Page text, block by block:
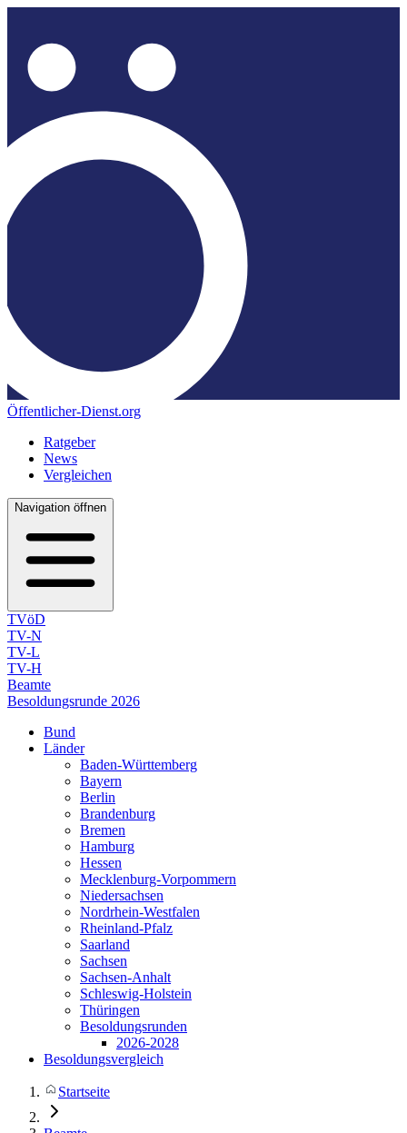
Öffentlicher-Dienst.org
Ratgeber
News
Vergleichen
Navigation öffnen
TVöD
TV-N
TV-L
TV-H
Beamte
Besoldungsrunde 2026
Bund
Länder
Baden-Württemberg
Bayern
Berlin
Brandenburg
Bremen
Hamburg
Hessen
Mecklenburg-Vorpommern
Niedersachsen
Nordrhein-Westfalen
Rheinland-Pfalz
Saarland
Sachsen
Sachsen-Anhalt
Schleswig-Holstein
Thüringen
Besoldungsrunden
2026-2028
Besoldungsvergleich
Startseite